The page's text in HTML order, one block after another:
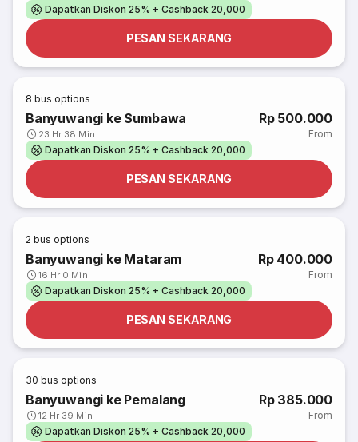
Dapatkan Diskon 25% + Cashback 20,000
PESAN SEKARANG
8 bus options
Banyuwangi ke Sumbawa
23 Hr 38 Min
Rp 500.000
From
Dapatkan Diskon 25% + Cashback 20,000
PESAN SEKARANG
2 bus options
Banyuwangi ke Mataram
16 Hr 0 Min
Rp 400.000
From
Dapatkan Diskon 25% + Cashback 20,000
PESAN SEKARANG
30 bus options
Banyuwangi ke Pemalang
12 Hr 39 Min
Rp 385.000
From
Dapatkan Diskon 25% + Cashback 20,000